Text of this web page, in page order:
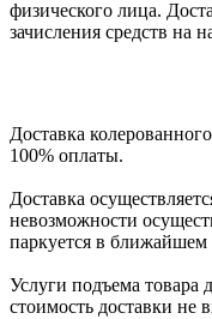
физического лица.
зачисления средств на
Доставка
100% оплаты.
Доставка
невозможности
паркуется в ближайшем
Услуги подъема товара
стоимость доставки не